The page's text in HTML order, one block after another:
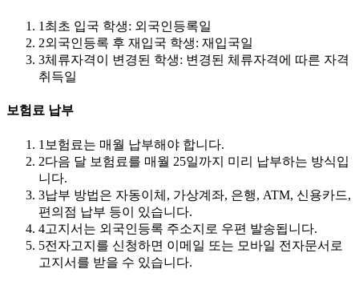
1 최초 입국 학생: 외국인등록일
2외국인등록 후 재입국 학생: 재입국일
3체류자격이 변경된 학생: 변경된 체류자격에 따른 자격
취득일
보험료 납부
1 보험료는 매월 납부해야 합니다.
2다음 달 보험료를 매월 25일까지 미리 납부하는 방식입
니다.
3납부 방법은 자동이체, 가상계좌, 은행, ATM, 신용카드,
편의점 납부 등이 있습니다.
4고지서는 외국인등록 주소지로 우편 발송됩니다.
5전자고지를 신청하면 이메일 또는 모바일 전자문서로
고지서를 받을 수 있습니다.